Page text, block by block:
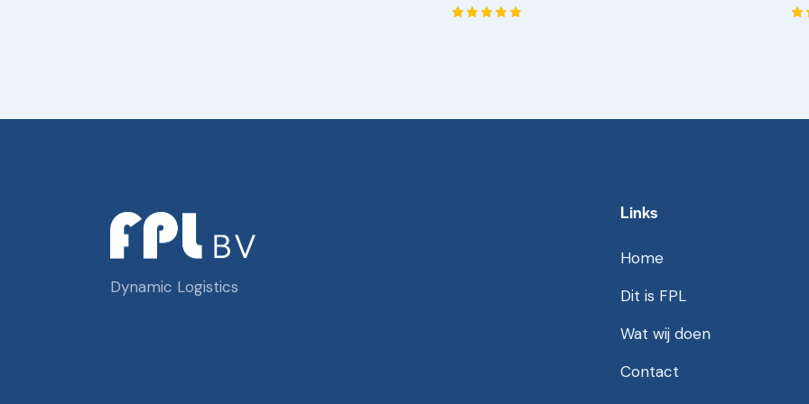
Dynamic Logistics
Links
Home
Dit is FPL
Wat wij doen
Contact